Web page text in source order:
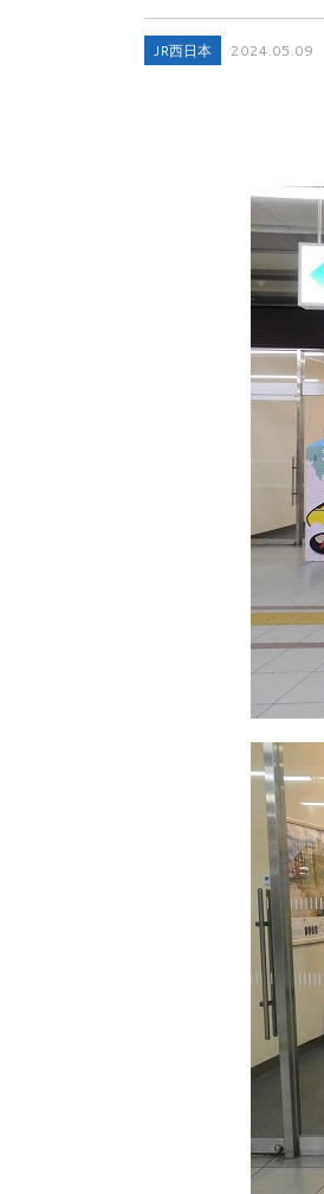
JR西日本 2024.05.09